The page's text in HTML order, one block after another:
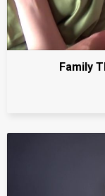
Family